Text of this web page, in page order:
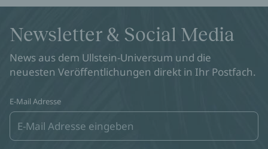
Newsletter & Social Media
News aus dem Ullstein-Universum und die
neuesten Veröffentlichungen direkt in Ihr Postfach.
E-Mail Adresse